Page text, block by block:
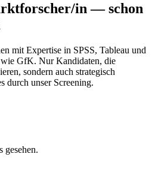
in— schon
mit Expertise in SPSS, Tableau und
GfK. Nur Kandidaten, die
sondern auch strategisch
durch unser Screening.
gesehen.